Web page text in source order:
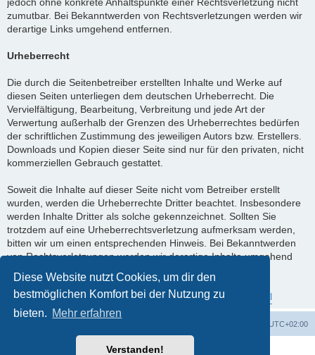
Diese Website nutzt Cookies, um dir den
bestmöglichen Komfort bei der Nutzung zu
bieten. Mehr erfahren
Verstanden!
zumutbar. Bei Bekanntwerden von Rechtsverletzungen werden wir
derartige Links umgehend entfernen.
Urheberrecht
Die durch die Seitenbetreiber erstellten Inhalte und Werke auf
diesen Seiten unterliegen dem deutschen Urheberrecht. Die
Vervielfältigung, Bearbeitung, Verbreitung und jede Art der
Verwertung außerhalb der Grenzen des Urheberrechtes bedürfen
der schriftlichen Zustimmung des jeweiligen Autors bzw. Erstellers.
Downloads und Kopien dieser Seite sind nur für den privaten, nicht
kommerziellen Gebrauch gestattet.
Soweit die Inhalte auf dieser Seite nicht vom Betreiber erstellt
wurden, werden die Urheberrechte Dritter beachtet. Insbesondere
werden Inhalte Dritter als solche gekennzeichnet. Sollten Sie
trotzdem auf eine Urheberrechtsverletzung aufmerksam werden,
bitten wir um einen entsprechenden Hinweis. Bei Bekanntwerden
von Rechtsverletzungen werden wir derartige Inhalte umgehend
Quelle:https://www.e-recht24.de/impressum-generator.html
UTC+02:00
Powered byphpBB® Forum Software © phpBB Limited